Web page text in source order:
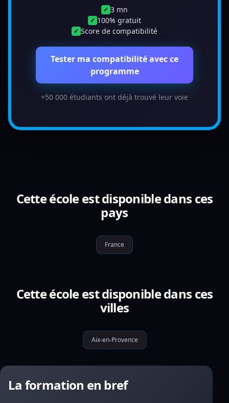
✓ 3 mn
✓ 100% gratuit
✓ Score de compatibilité
Tester ma compatibilité avec ce
programme
+50 000 étudiants ont déjà trouvé leur voie
Cette école est disponible dans ces
pays
France
Cette école est disponible dans ces
villes
Aix-en-Provence
La formation en bref